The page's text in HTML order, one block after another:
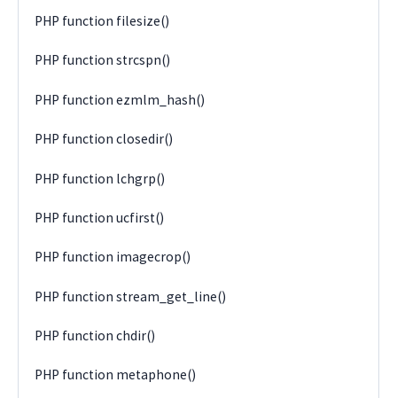
PHP function filesize()
PHP function strcspn()
PHP function ezmlm_hash()
PHP function closedir()
PHP function lchgrp()
PHP function ucfirst()
PHP function imagecrop()
PHP function stream_get_line()
PHP function chdir()
PHP function metaphone()